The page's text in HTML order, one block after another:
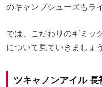
のキャンプシューズもラ
では、こだわりのギミッ
について見ていきましょ
ツキャノンアイル